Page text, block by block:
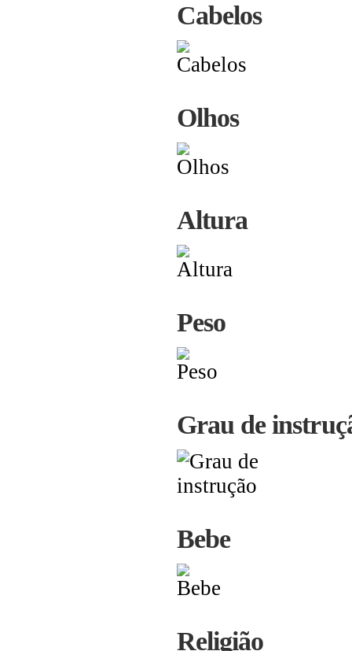
Cabelos
Olhos
Altura
Peso
Grau de
Bebe
Religião